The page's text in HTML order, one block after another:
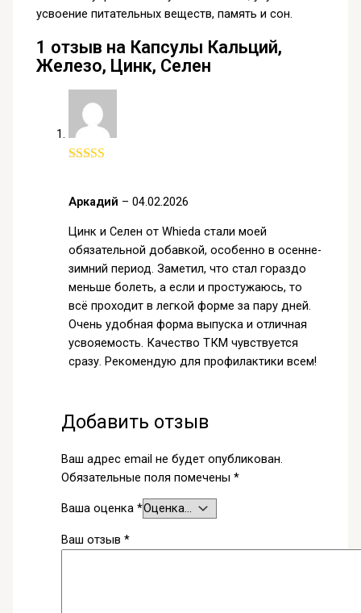
усвоение питательных веществ, память и сон.
1 отзыв на Капсулы Кальций,
Железо, Цинк, Селен
Аркадий – 04.02.2026
Цинк и Селен от Whieda стали моей
обязательной добавкой, особенно в осенне-
зимний период. Заметил, что стал гораздо
меньше болеть, а если и простужаюсь, то
всё проходит в легкой форме за пару дней.
Очень удобная форма выпуска и отличная
усвояемость. Качество ТКМ чувствуется
сразу. Рекомендую для профилактики всем!
Добавить отзыв
Ваш адрес email не будет опубликован.
Обязательные поля помечены*
Ваша оценка*
Ваш отзыв*